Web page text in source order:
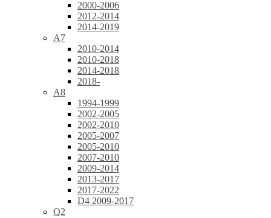
2000-2006
2012-2014
2014-2019
A7
2010-2014
2010-2018
2014-2018
2018-
A8
1994-1999
2002-2005
2002-2010
2005-2007
2005-2010
2007-2010
2009-2014
2013-2017
2017-2022
D4 2009-2017
Q2